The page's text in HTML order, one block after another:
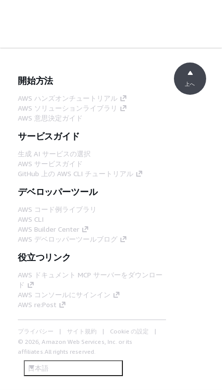
開始方法
AWS ハンズオンチュートリアル
AWS ソリューションライブラリ
AWS 意思決定ガイド
サービスガイド
生成 AI サービスの選択
AWS サービスガイド
GitHub 上の AWS CLI チュートリアル
デベロッパーツール
AWS コード例ライブラリ
AWS CLI
AWS Builder Center
AWS デベロッパーツールブログ
役立つリンク
AWS ドキュメント MCP サーバーをダウンロー
ド
AWS コンソールにサインイン
AWS re:Post
プライバシー サイト規約
Cookie の設定
© 2026, Amazon Web Services, Inc. or its
affiliates.All rights reserved.
日本語
上へ